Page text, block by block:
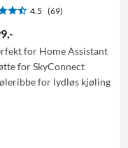
4.5 (69)
,-
for Home Assistant
for SkyConnect
for lydløs kjøling